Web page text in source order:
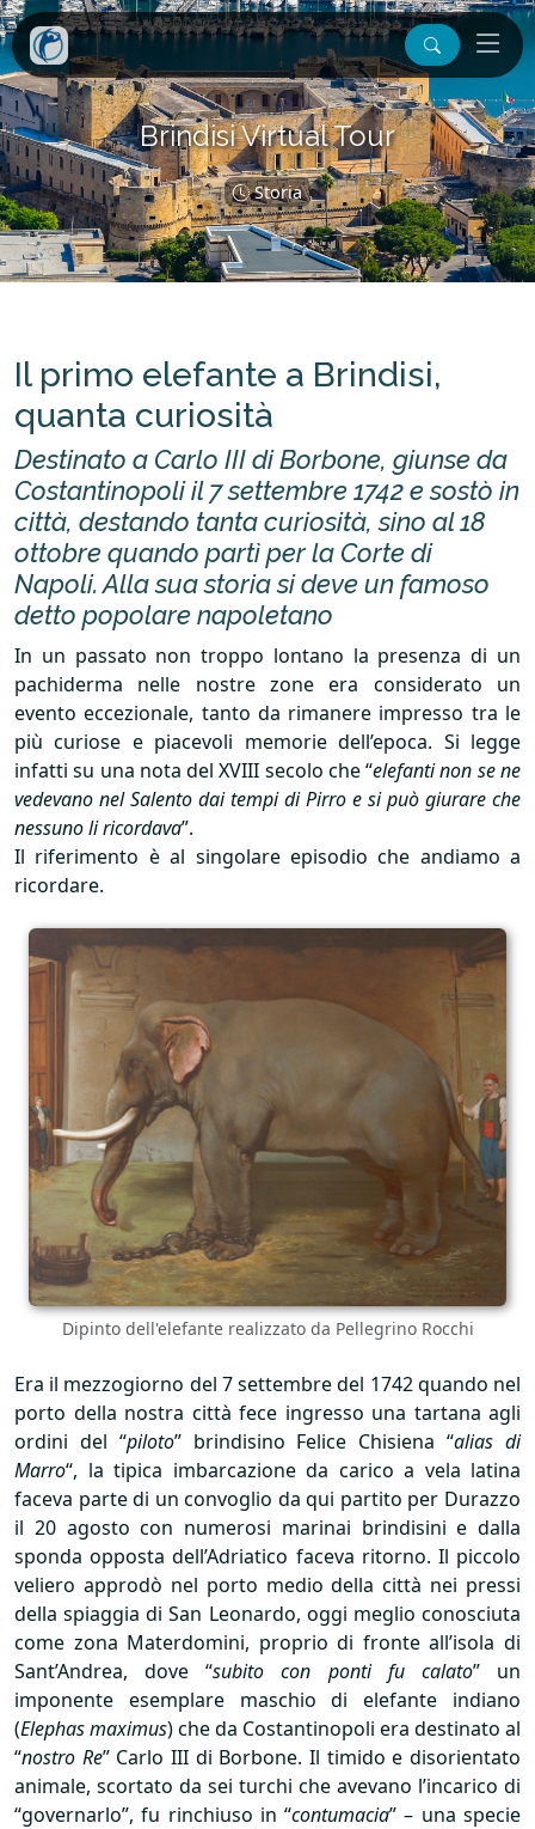
Brindisi Virtual Tour
Storia
Il primo elefante a Brindisi,
quanta curiosità
Destinato a Carlo III di Borbone, giunse da
Costantinopoli il 7 settembre 1742 e sostò in
città, destando tanta curiosità, sino al 18
ottobre quando partì per la Corte di
Napoli. Alla sua storia si deve un famoso
detto popolare napoletano
In un passato non troppo lontano la presenza di un
pachiderma nelle nostre zone era considerato un
evento eccezionale, tanto da rimanere impresso tra le
più curiose e piacevoli memorie dell’epoca. Si legge
infatti su una nota delXVIII secolo che “elefanti non se ne
vedevano nel Salento dai tempi di Pirro e si può giurare che
nessuno li ricordava”.
Il riferimento è al singolare episodio che andiamo a
ricordare.
Dipinto dell'elefante realizzato da Pellegrino Rocchi
Era il mezzogiorno del 7 settembre del 1742 quando nel
porto della nostra città fece ingresso una tartana agli
ordini del “piloto” brindisino Felice Chisiena “alias di
Marro“, la tipica imbarcazione da carico a vela latina
faceva parte di un convoglio da qui partito per Durazzo
il 20 agosto con numerosi marinai brindisini e dalla
sponda opposta dell’Adriatico faceva ritorno. Il piccolo
veliero approdò nel porto medio della città nei pressi
della spiaggia di San Leonardo, oggi meglio conosciuta
come zona Materdomini, proprio di fronte all’isola di
Sant’Andrea, dove “subito con ponti fu calato” un
imponente esemplare maschio di elefante indiano
(Elephas maximus) che da Costantinopoli era destinato al
“nostro Re” CarloIII di Borbone. Il timido e disorientato
animale, scortato da sei turchi che avevano l’incarico di
“governarlo”, fu rinchiuso in “contumacia” – una specie